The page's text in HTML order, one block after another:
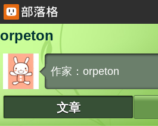
orpeton
作家：orpeton
文章